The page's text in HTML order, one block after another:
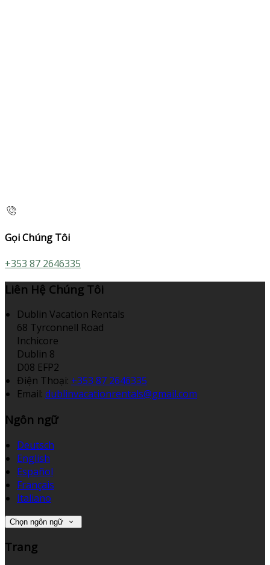
Gọi Chúng Tôi
+353 87 2646335
Liên Hệ Chúng Tôi
Dublin Vacation Rentals
68 Tyrconnell Road
Inchicore
Dublin 8
D08 EFP2
Điện Thoại: +353 87 2646335
Email: dublinvacationrentals@gmail.com
Ngôn ngữ
Deutsch
English
Español
Français
Italiano
Chọn ngôn ngữ
Trang